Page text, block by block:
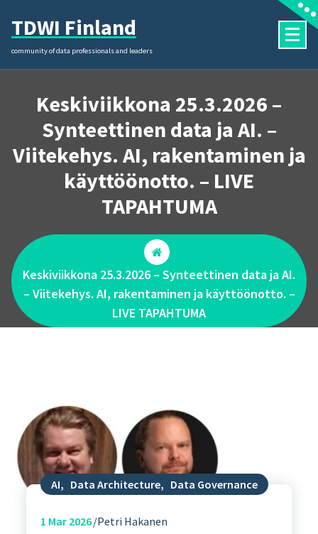
content
TDWI Finland
community of data professionals and leaders
Keskiviikkona 25.3.2026 –
Synteettinen data ja AI. –
Viitekehys. AI, rakentaminen ja
käyttöönotto. – LIVE
TAPAHTUMA
Keskiviikkona 25.3.2026 – Synteettinen data ja AI.
– Viitekehys. AI, rakentaminen ja käyttöönotto. –
LIVE TAPAHTUMA
AI, Data Architecture, Data Governance
1 Mar 2026 Petri Hakanen